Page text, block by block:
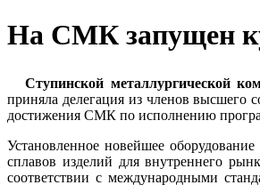
На СМК запущен
Ступинской металлургической
приняла делегация из членов высшего
достижения СМК по исполнению
Установленное новейшее
сплавов изделий для внутреннего
соответствии с международными